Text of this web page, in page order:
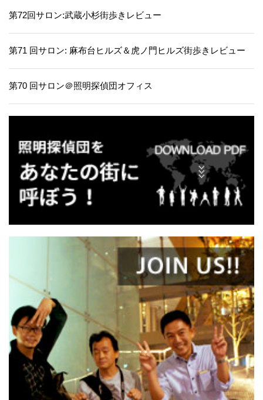
第72回サロン:武蔵小杉街歩きレビュー
第71 回サロン: 麻布台ヒルズ＆虎ノ門ヒルズ街歩きレビュー
第70 回サロン＠照明探偵団オフィス